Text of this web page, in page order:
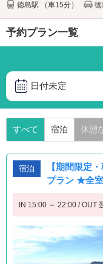
徳島駅 （車15分） 徳
予約プラン一覧
日付未定
すべて 宿泊 休憩
宿泊
【期間限定
プラン ★全室
IN 15:00 ～ 22:00 / OUT